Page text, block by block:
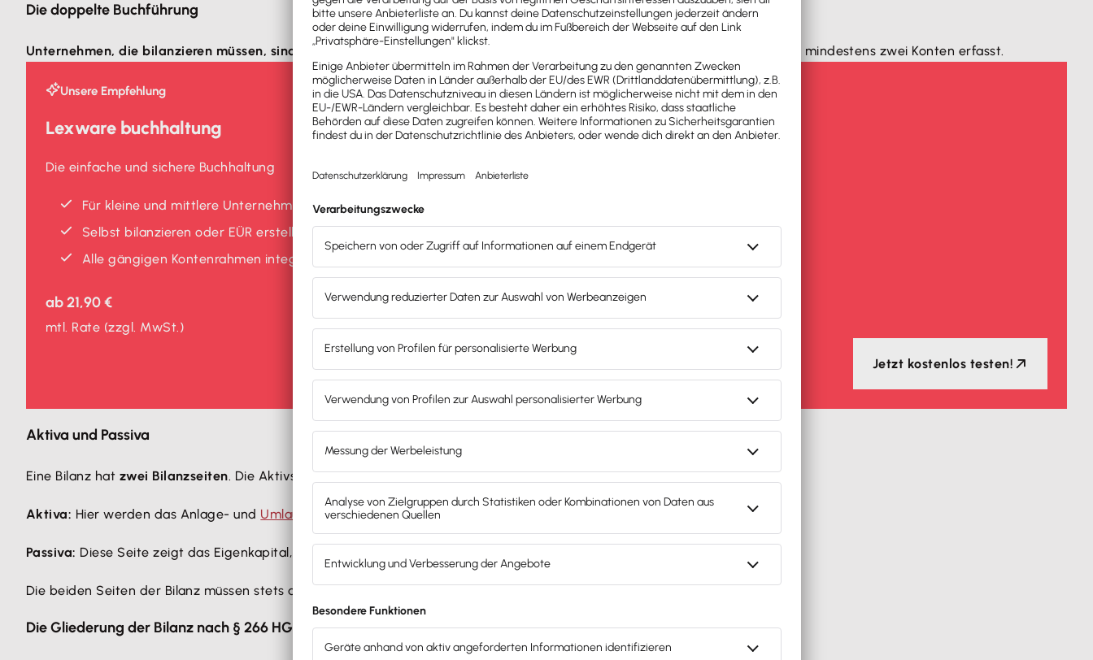
Die doppelte Buchführung
Unternehmen, die bilanzieren müssen, sind zur doppelten Buchführung verpflichtet . Jede Geschäftstransaktion wird dabei in mindestens zwei Konten erfasst.
Unsere Empfehlung
Lexware buchhaltung
Die einfache und sichere Buchhaltung
Für kleine und mittlere Unternehmen
Selbst bilanzieren oder EÜR erstellen
Alle gängigen Kontenrahmen integriert
ab21,90 €
mtl. Rate (zzgl. MwSt.)
Jetzt kostenlos testen!
Aktiva und Passiva
Eine Bilanz hat zwei Bilanzseiten. Die Aktivseite, die sogenannte Aktiva, und die Passivseite, die sogenannte Passiva.
Aktiva: Hier werden das Anlage- und Umlaufvermögensowie aktive Rechnungsabgrenzungsposten dargestellt.
Passiva: Diese Seite zeigt das Eigenkapital,
Die beiden Seiten der Bilanz müssen stets ausgeglichen sein.
Die Gliederung der Bilanz nach § 266 HGB